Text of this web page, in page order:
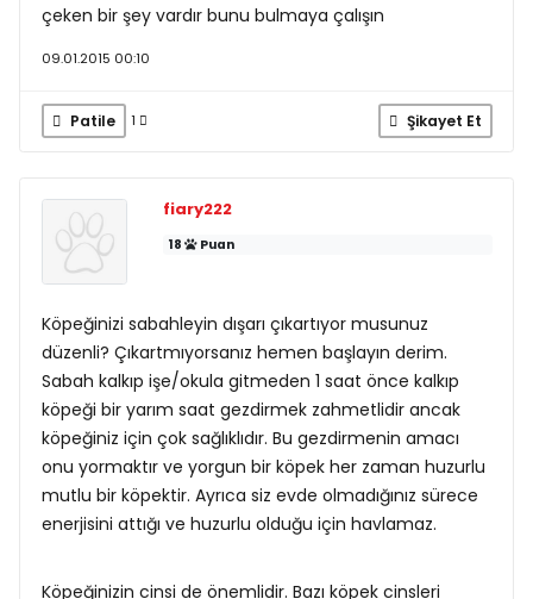
çeken bir şey vardır bunu bulmaya çalışın
09.01.2015 00:10
Patile 1 Şikayet Et
fiary222
18 Puan
Köpeğinizi sabahleyin dışarı çıkartıyor musunuz
düzenli? Çıkartmıyorsanız hemen başlayın derim.
Sabah kalkıp işe/okula gitmeden 1 saat önce kalkıp
köpeği bir yarım saat gezdirmek zahmetlidir ancak
köpeğiniz için çok sağlıklıdır. Bu gezdirmenin amacı
onu yormaktır ve yorgun bir köpek her zaman huzurlu
mutlu bir köpektir. Ayrıca siz evde olmadığınız sürece
enerjisini attığı ve huzurlu olduğu için havlamaz.
Köpeğinizin cinsi de önemlidir. Bazı köpek cinsleri